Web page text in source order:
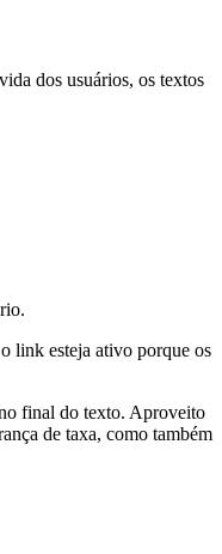
dos usuários, os textos
link esteja ativo porque os
final do texto. Aproveito
de taxa, como também